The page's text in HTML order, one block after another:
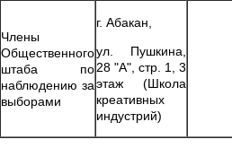
Члены
Общественного
штаба по
наблюдению за
выборами
г. Абакан,
ул. Пушкина,
28 "А", стр. 1, 3
этаж (Школа
креативных
индустрий)